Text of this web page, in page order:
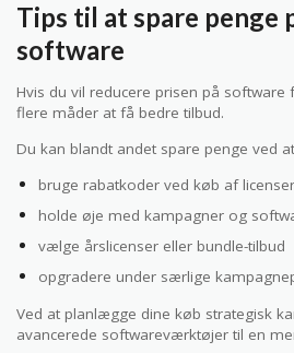
Tips til at spare penge
software
Hvis du vil reducere prisen på software
flere måder at få bedre tilbud.
Du kan blandt andet spare penge ved
bruge rabatkoder ved køb af licenser
holde øje med kampagner og
vælge årslicenser eller bundle-tilbud
opgradere under særlige
Ved at planlægge dine køb strategisk
avancerede softwareværktøjer til en